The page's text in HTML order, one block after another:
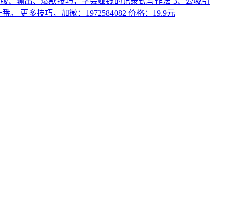
。 更多技巧，加微：1972584082 价格：19.9元